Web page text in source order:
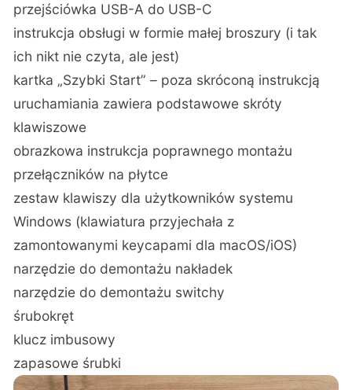
przejściówka USB-A do USB-C
instrukcja obsługi w formie małej broszury (i tak
ich nikt nie czyta, ale jest)
kartka „Szybki Start” – poza skróconą instrukcją
uruchamiania zawiera podstawowe skróty
klawiszowe
obrazkowa instrukcja poprawnego montażu
przełączników na płytce
zestaw klawiszy dla użytkowników systemu
Windows (klawiatura przyjechała z
zamontowanymi keycapami dla macOS/iOS)
narzędzie do demontażu nakładek
narzędzie do demontażu switchy
śrubokręt
klucz imbusowy
zapasowe śrubki